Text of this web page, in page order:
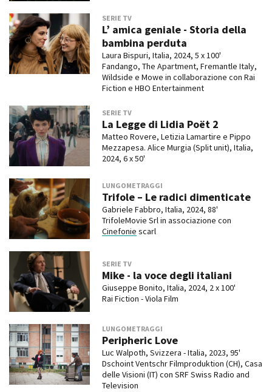
SERIE TV
L’ amica geniale - Storia della
bambina perduta
Laura Bispuri, Italia, 2024, 5 x 100'
Fandango, The Apartment, Fremantle Italy,
Wildside e Mowe in collaborazione con Rai
Fiction e HBO Entertainment
SERIE TV
La Legge di Lidia Poët 2
Matteo Rovere, Letizia Lamartire e Pippo
Mezzapesa. Alice Murgia (Split unit), Italia,
2024, 6 x 50'
LUNGOMETRAGGI
Trifole – Le radici dimenticate
Gabriele Fabbro, Italia, 2024, 88'
TrifoleMovie Srl in associazione con
Cinefonie scarl
SERIE TV
Mike - la voce degli italiani
Giuseppe Bonito, Italia, 2024, 2 x 100'
Rai Fiction - Viola Film
LUNGOMETRAGGI
Peripheric Love
Luc Walpoth, Svizzera - Italia, 2023, 95'
Dschoint Ventschr Filmproduktion (CH), Casa
delle Visioni (IT) con SRF Swiss Radio and
Television